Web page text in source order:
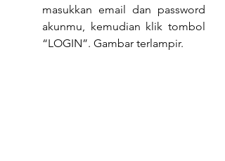
masukkan email dan password
akunmu, kemudian klik tombol
“LOGIN”. Gambar terlampir.